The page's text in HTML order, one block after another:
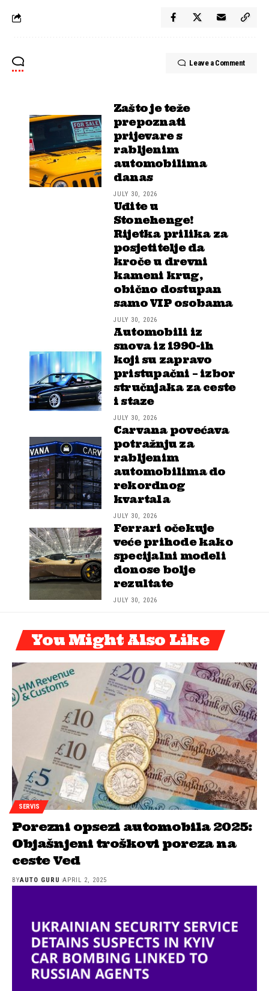
Leave a Comment
Zašto je teže
prepoznati
prijevare s
rabljenim
automobilima
danas
JULY 30, 2026
Uđite u
Stonehenge!
Rijetka prilika za
posjetitelje da
kroče u drevni
kameni krug,
obično dostupan
samo VIP osobama
JULY 30, 2026
Automobili iz
snova iz 1990-ih
koji su zapravo
pristupačni – izbor
stručnjaka za ceste
i staze
JULY 30, 2026
Carvana povećava
potražnju za
rabljenim
automobilima do
rekordnog
kvartala
JULY 30, 2026
Ferrari očekuje
veće prihode kako
specijalni modeli
donose bolje
rezultate
JULY 30, 2026
You Might Also Like
SERVIS
Porezni opsezi automobila 2025:
Objašnjeni troškovi poreza na
ceste Ved
BYAUTO GURU APRIL 2, 2025